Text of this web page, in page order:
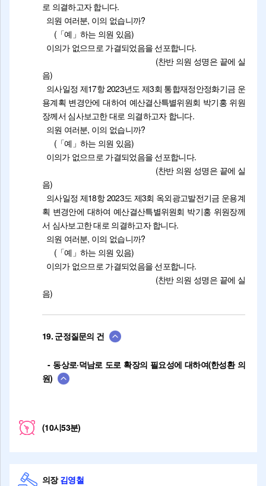
로 의결하고자 합니다.
의원 여러분, 이의 없습니까?
(「예」하는 의원 있음)
이의가 없으므로 가결되었음을 선포합니다.
(찬반 의원 성명은 끝에 실
음)
의사일정 제17항 2023년도 제3회 통합재정안정화기금 운
용계획 변경안에 대하여 예산결산특별위원회 박기홍 위원
장께서 심사보고한 대로 의결하고자 합니다.
의원 여러분, 이의 없습니까?
(「예」하는 의원 있음)
이의가 없으므로 가결되었음을 선포합니다.
(찬반 의원 성명은 끝에 실
음)
의사일정 제18항 2023도 제3회 옥외광고발전기금 운용계
획 변경안에 대하여 예산결산특별위원회 박기홍 위원장께
서 심사보고한 대로 의결하고자 합니다.
의원 여러분, 이의 없습니까?
(「예」하는 의원 있음)
이의가 없으므로 가결되었음을 선포합니다.
(찬반 의원 성명은 끝에 실
음)
19. 군정질문의 건
- 동상로·덕남로 도로 확장의 필요성에 대하여(한성환 의
원)
(10시53분)
의장김영철